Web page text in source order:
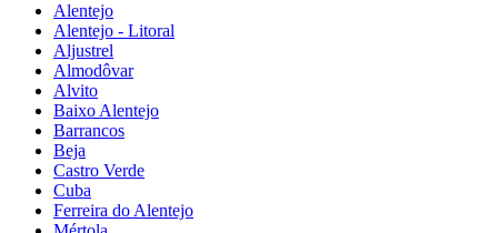
Alentejo
Alentejo - Litoral
Aljustrel
Almodôvar
Alvito
Baixo Alentejo
Barrancos
Beja
Castro Verde
Cuba
Ferreira do Alentejo